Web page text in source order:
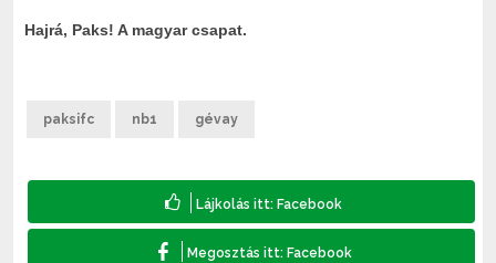
Hajrá, Paks! A magyar csapat.
paksifc nb1 gévay